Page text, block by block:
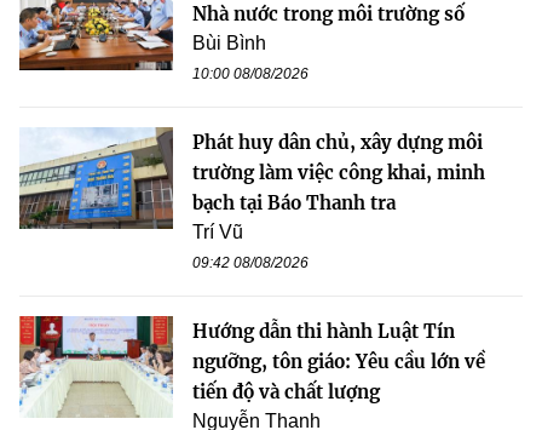
Nhà nước trong môi trường số
Bùi Bình
10:00 08/08/2026
Phát huy dân chủ, xây dựng môi
trường làm việc công khai, minh
bạch tại Báo Thanh tra
Trí Vũ
09:42 08/08/2026
Hướng dẫn thi hành Luật Tín
ngưỡng, tôn giáo: Yêu cầu lớn về
tiến độ và chất lượng
Nguyễn Thanh